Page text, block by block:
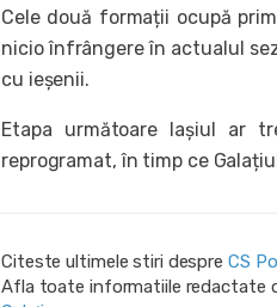
Cele două formații ocupă
nicio înfrângere în actualul
cu ieșenii.
Etapa următoare Iașiul ar
reprogramat, în timp ce
Citeste ultimele stiri despre CS
Afla toate informatiile redactate